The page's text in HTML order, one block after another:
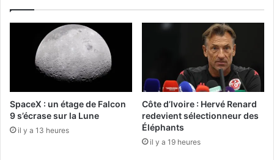
SpaceX : un étage de Falcon
9 s’écrase sur la Lune
il y a 13 heures
Côte d’Ivoire : Hervé Renard
redevient sélectionneur des
Éléphants
il y a 19 heures